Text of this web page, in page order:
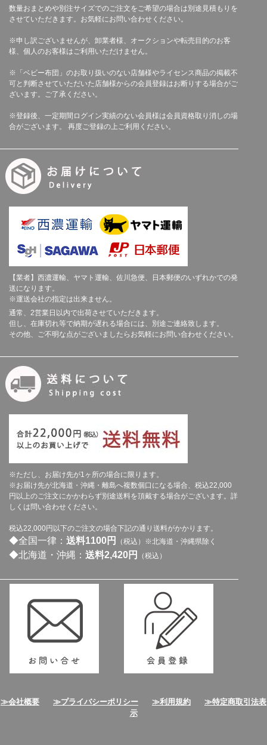
数量おまとめや別注サイズでのご注文をご希望の場合は別途見積もりを
させていただきます。お気軽にお問い合わせください。
※申し訳ございませんが、卸業者様、オークションや転売目的のお客
様、個人のお客様はご利用いただけません。
※「ベビー布団」のお取り扱いのない店舗様やライセンス商品の掲載不
可と判断させていただいた店舗様からの会員登録はお断りする場合がご
ざいます。ご了承ください。
※登録後、一定期間ログイン実績のない会員様は会員資格取り消しの場
合がございます。 再度ご登録の上ご利用ください。
【業者】西濃運輸、ヤマト運輸、佐川急便、日本郵便のいずれかでの発
送になります。
※運送会社の指定は出来ません。
通常、2営業日以内で出荷させていただきます。
但し、在庫切れ等で納期が遅れる場合には、別途ご連絡致します。
その他、ご不明な点がございましたらお気軽にお問い合わせください。
※ただし、お届け先が1ヶ所の場合に限ります。
※お届け先が北海道・沖縄・離島へ複数個口になる場合、税込22,000
円以上のご注文にかかわらず別途送料を頂戴する場合がございます。詳
しくは問い合わせください。
税込22,000円以下のご注文の場合下記の通り送料がかかります。
◆全国一律： 送料1100円 （税込）※北海道・沖縄県除く
◆北海道・沖縄： 送料2,420円 （税込）
≫会社概要 ≫プライバシーポリシー ≫利用規約
≫特定商取引法表
示